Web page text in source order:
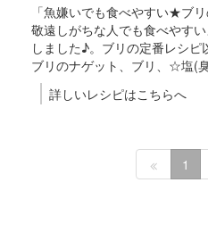
「魚嫌いでも食べやすい★ブ
敬遠しがちな人でも食べやす
しました♪。ブリの定番レシ
ブリのナゲット、ブリ、☆塩(
詳しいレシピはこちらへ
1